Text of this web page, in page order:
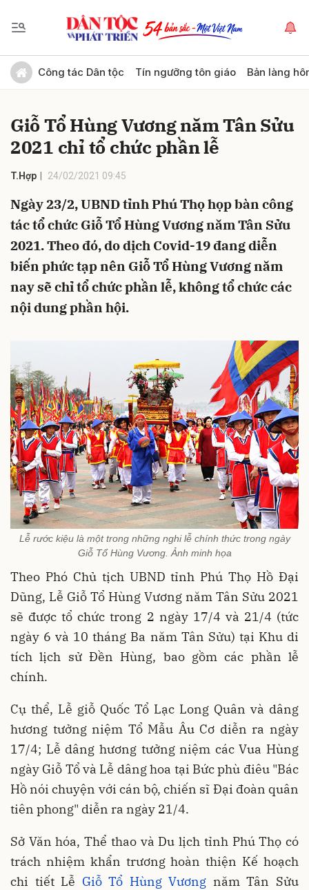
Công tác Dân tộc Tín ngưỡng tôn giáo Bản làng
Giỗ Tổ Hùng Vương năm Tân Sửu
2021 chỉ tổ chức phần lễ
T.Hợp 24/02/2021 09:45
Ngày 23/2, UBND tỉnh Phú Thọ họp bàn công
tác tổ chức Giỗ Tổ Hùng Vương năm Tân Sửu
2021. Theo đó, do dịch Covid-19 đang diễn
biến phức tạp nên Giỗ Tổ Hùng Vương năm
nay sẽ chỉ tổ chức phần lễ, không tổ chức các
nội dung phần hội.
Lễ rước kiệu là một trong những nghi lễ chính thức trong ngày
Giỗ Tổ Hùng Vương. Ảnh minh họa
Theo Phó Chủ tịch UBND tỉnh Phú Thọ Hồ Đại
Dũng, Lễ Giỗ Tổ Hùng Vương năm Tân Sửu 2021
sẽ được tổ chức trong 2 ngày 17/4 và 21/4 (tức
ngày 6 và 10 tháng Ba năm Tân Sửu) tại Khu di
tích lịch sử Đền Hùng, bao gồm các phần lễ
chính.
Cụ thể, Lễ giỗ Quốc Tổ Lạc Long Quân và dâng
hương tưởng niệm Tổ Mẫu Âu Cơ diễn ra ngày
17/4; Lễ dâng hương tưởng niệm các Vua Hùng
ngày Giỗ Tổ và Lễ dâng hoa tại Bức phù điêu "Bác
Hồ nói chuyện với cán bộ, chiến sĩ Đại đoàn quân
tiên phong" diễn ra ngày 21/4.
Sở Văn hóa, Thể thao và Du lịch tỉnh Phú Thọ có
trách nhiệm khẩn trương hoàn thiện Kế hoạch
chi tiết Lễ Giỗ Tổ Hùng Vương năm Tân Sửu
Gửi bình luận
Hủy Gửi